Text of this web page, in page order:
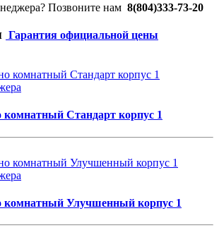
Позвоните нам 8(804)333-73-20
Гарантия официальной цены
комнатный Стандарт корпус 1
комнатный Улучшенный корпус 1